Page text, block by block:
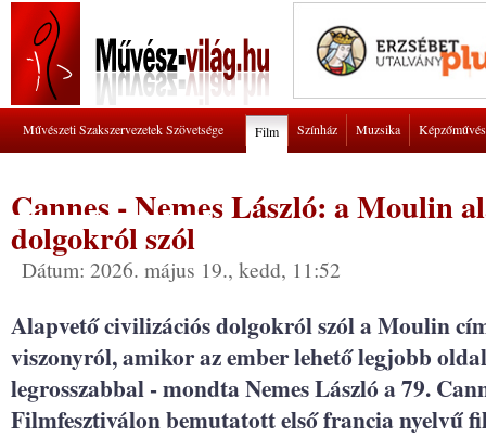
Művészeti Szakszervezetek Szövetsége Film Színház Muzsika
Cannes - Nemes László: a Moulin
dolgokról szól
Dátum: 2026. május 19., kedd, 11:52
Alapvető civilizációs dolgokról szól a Moulin
viszonyról, amikor az ember lehető legjobb
legrosszabbal - mondta Nemes László a 79.
Filmfesztiválon bemutatott első francia nyelvű